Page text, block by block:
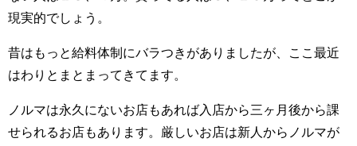
現実的でしょう。
昔はもっと給料体制にバラつきがありましたが、ここ最近
はわりとまとまってきてます。
ノルマは永久にないお店もあれば入店から三ヶ月後から課
せられるお店もあります。厳しいお店は新人からノルマが